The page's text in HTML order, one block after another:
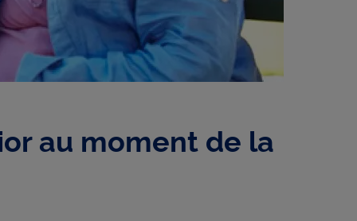
au moment de la